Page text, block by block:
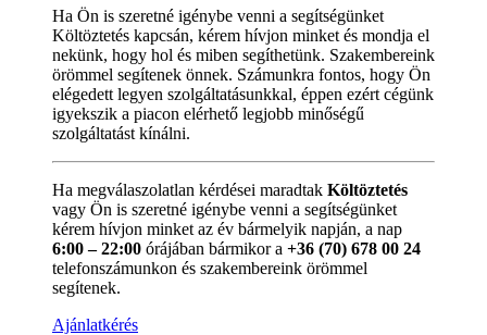
Ha Ön is szeretné igénybe venni a segítségünket
Költöztetés kapcsán, kérem hívjon minket és mondja el
nekünk, hogy hol és miben segíthetünk. Szakembereink
örömmel segítenek önnek. Számunkra fontos, hogy Ön
elégedett legyen szolgáltatásunkkal, éppen ezért cégünk
igyekszik a piacon elérhető legjobb minőségű
szolgáltatást kínálni.
Ha megválaszolatlan kérdései maradtak Költöztetés
vagy Ön is szeretné igénybe venni a segítségünket
kérem hívjon minket az év bármelyik napján, a nap
6:00 – 22:00 órájában bármikor a +36 (70) 678 00 24
telefonszámunkon és szakembereink örömmel
segítenek.
Ajánlatkérés